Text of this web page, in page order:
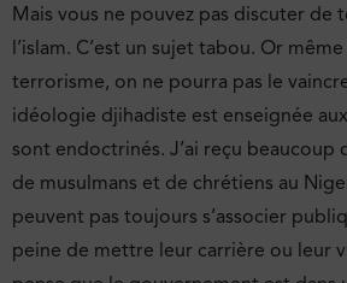
Mais vous ne pouvez pas discuter de
l’islam. C’est un sujet tabou. Or
terrorisme, on ne pourra pas le
idéologie djihadiste est enseignée
sont endoctrinés. J’ai reçu beaucoup
de musulmans et de chrétiens au
peuvent pas toujours s’associer
peine de mettre leur carrière ou leur